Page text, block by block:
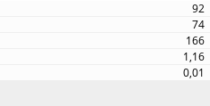
92
74
166
1,16
0,01